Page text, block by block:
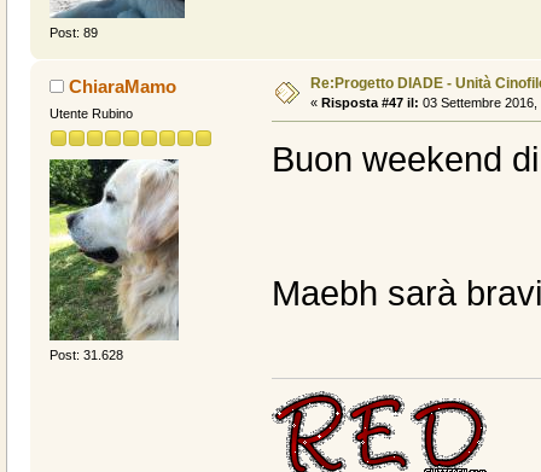
Post: 89
ChiaraMamo
Utente Rubino
Post: 31.628
Re:Progetto DIADE - Unità
« Risposta #47 il: 03 Settembre 2016,
Buon weekend
Maebh sarà